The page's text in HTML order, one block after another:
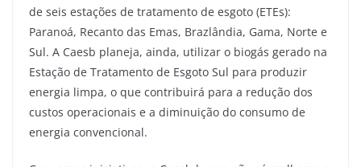
de seis estações de tratamento de esgoto (ETEs):
Paranoá, Recanto das Emas, Brazlândia, Gama, Norte e
Sul. A Caesb planeja, ainda, utilizar o biogás gerado na
Estação de Tratamento de Esgoto Sul para produzir
energia limpa, o que contribuirá para a redução dos
custos operacionais e a diminuição do consumo de
energia convencional.